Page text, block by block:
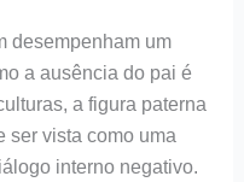
desempenham um
a ausência do pai é
a figura paterna
ser vista como uma
interno negativo.